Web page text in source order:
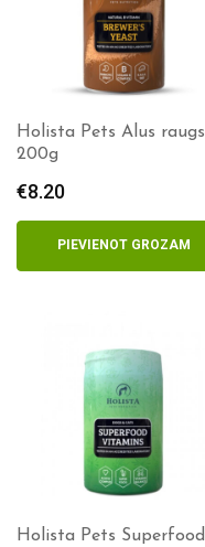
Holista Pets Alus raugs
200g
€8.20
PIEVIENOT GROZAM
Holista Pets Superfood